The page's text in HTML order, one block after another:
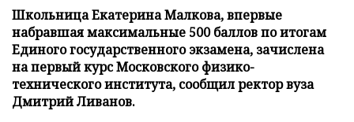
Школьница Екатерина Малкова, впервые
набравшая максимальные 500 баллов по итогам
Единого государственного экзамена, зачислена
на первый курс Московского физико-
технического института, сообщил ректор вуза
Дмитрий Ливанов.